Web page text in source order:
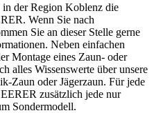
in der Region Koblenz die
Wenn Sie nach
Sie an dieser Stelle gerne
Neben einfachen
Montage eines Zaun- oder
alles Wissenswerte über unsere
Zaun oder Jägerzaun. Für jede
zusätzlich jede nur
Sondermodell.